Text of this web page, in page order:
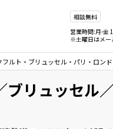
相談無料
営業時間:月-金
※土曜日はメー
ルト・ブリュッセル・パリ・ロン
リュッセル